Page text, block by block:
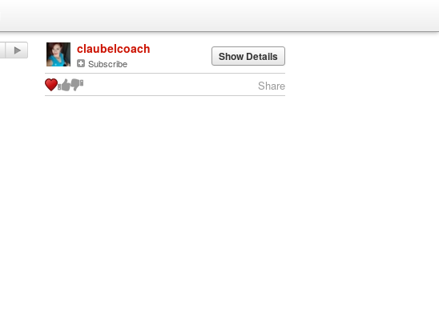
claubelcoach
Subscribe Show Details
Share